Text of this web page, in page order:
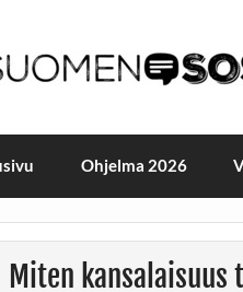
Maailmanparannuspäivät
Ohjelma 2026
Miten